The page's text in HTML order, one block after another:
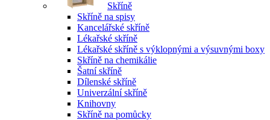
Skříně
Skříně na spisy
Kancelářské skříně
Lékařské skříně
Lékařské skříně s výklopnými a výsuvnými boxy
Skříně na chemikálie
Šatní skříně
Dílenské skříně
Univerzální skříně
Knihovny
Skříně na pomůcky